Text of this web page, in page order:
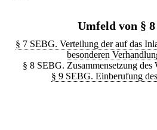
Umfeld von §
§ 7 SEBG. Verteilung der auf das
besonderen
§ 8 SEBG. Zusammensetzung
§ 9 SEBG. Einberufung